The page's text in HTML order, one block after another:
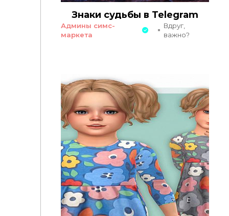
Знаки судьбы в Telegram
Админы симс-
маркета
Вдруг,
важно?